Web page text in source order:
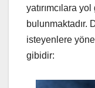
yatırımcılara
bulunmaktadır.
isteyenlere
gibidir: